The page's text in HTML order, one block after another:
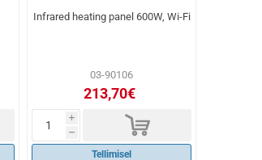
Infrared heating panel 600W, Wi-Fi
03-90106
213,70€
i
h d
Tellimisel